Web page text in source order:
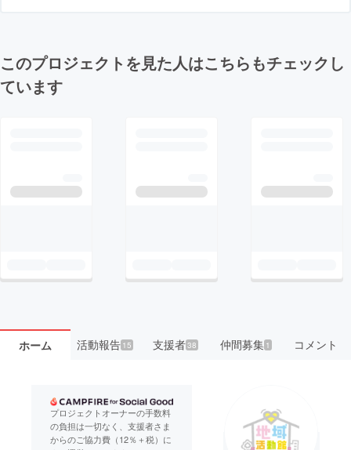
このプロジェクトを見た人はこちらもチェックし
ています
ホーム 活動報告15 支援者38 仲間募集 1 コメント
プロジェクトオーナーの手数料
の負担は一切なく、支援者さま
からのご協力費（12％＋税）に